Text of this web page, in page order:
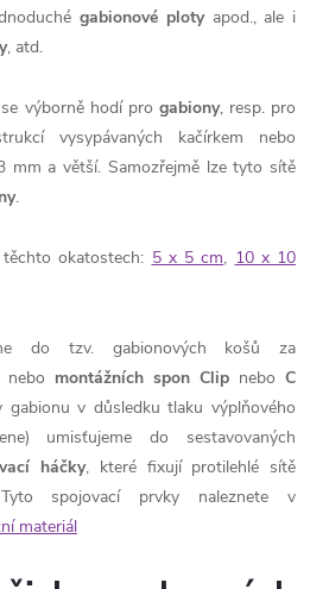
gabionové plotyapod., ale i
, atd.
se výborně hodí pro gabiony, resp. pro
vysypávaných kačírkem nebo
mm a větší. Samozřejmě lze tyto sítě
.
okatostech: 5 x 5 cm, 10 x 10
do tzv. gabionových košů za
nebo montážních spon Clip nebo C
v důsledku tlaku výplňového
umisťujeme do sestavovaných
háčky, které fixují protilehlé sítě
spojovací prvky naleznete v
materiál